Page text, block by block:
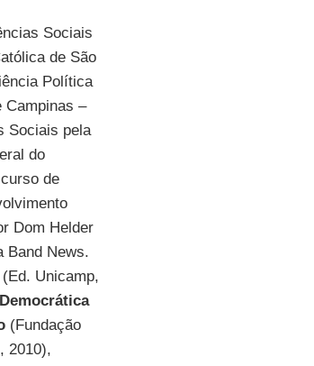
Sociais
de São
Política
Campinas –
Sociais pela
do
de
Dom Helder
Band News.
(Ed. Unicamp,
(Fundação
2010),